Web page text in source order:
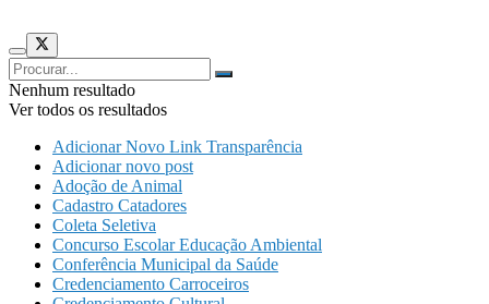
Nenhum resultado
Ver todos os resultados
Adicionar Novo Link Transparência
Adicionar novo post
Adoção de Animal
Cadastro Catadores
Coleta Seletiva
Concurso Escolar Educação Ambiental
Conferência Municipal da Saúde
Credenciamento Carroceiros